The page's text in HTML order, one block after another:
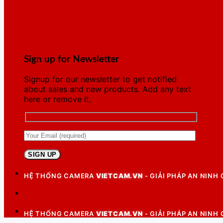
Sign up for Newsletter
Signup for our newsletter to get notified
about sales and new products. Add any text
here or remove it.
HỆ THỐNG CAMERA VIETCAM.VN - GIẢI PHÁP AN NINH
HỆ THỐNG CAMERA VIETCAM.VN - GIẢI PHÁP AN NINH